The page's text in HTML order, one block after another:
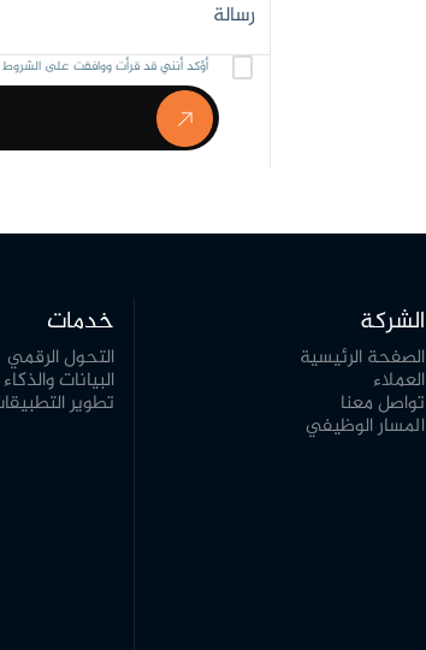
أؤكد أنني قد قرأت ووافقت على الشروط
الشركة
الصفحة الرئيسية
العملاء
تواصل معنا
المسار الوظيفي
خدمات
التحول الرقمي
البيانات
تطوير